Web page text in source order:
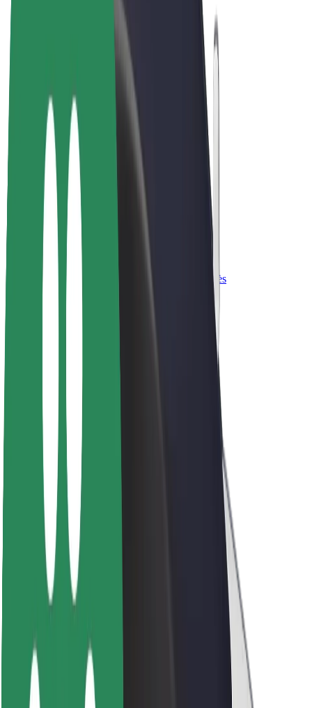
El. dviračiai
„Bolt Plus“
Užsidirbkite su „Bolt“
Vairuotojai
Vairuotojo pajamos
Kurjeriai
Kurjerio pajamos
„Bolt Food“ restoranai ir parduotuvės
„Bolt“ tvarumo politika
Projektas „Zero“
Tinklaraštis
Naujienų centras
Prekių ženklo gairės
Misija
Investuotojams
Vadovybė
Žiniasklaidai
„Urban Fund“
Saugumas